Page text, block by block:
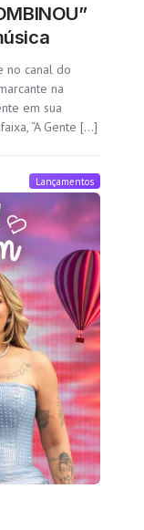
no canal do
na
em sua
“A Gente […]
Lançamentos